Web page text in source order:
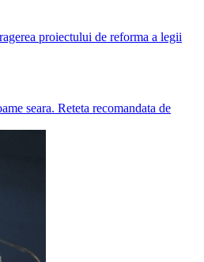
proiectului de reforma a legii
seara. Reteta recomandata de